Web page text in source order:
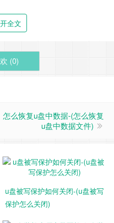
电脑上提示写保护那就是系
决方法。
理】打开【磁盘管理】找到U
如果能够格式化成功，说明
全文
(0)
怎么恢复u盘中数据-(怎么恢复
u盘中数据文件)
u盘被写保护如何关闭-(u盘被写
保护怎么关闭)